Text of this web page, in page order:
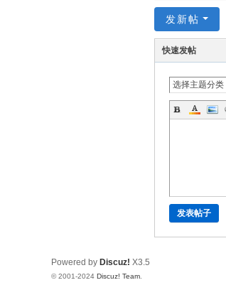
发新帖
快速发帖
选择主题分类
发表帖子
Powered by Discuz! X3.5
© 2001-2024 Discuz! Team